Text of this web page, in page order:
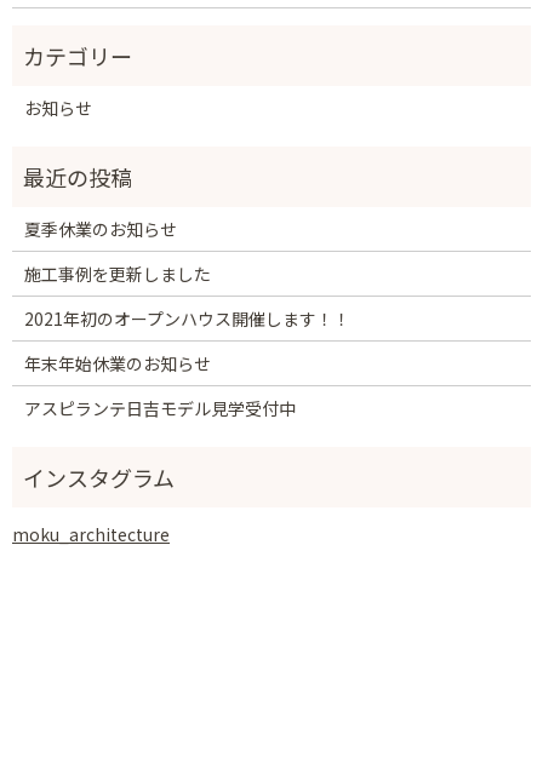
お知らせ
夏季休業のお知らせ
施工事例を更新しました
2021年初のオープンハウス開催します！！
年末年始休業のお知らせ
アスピランテ日吉モデル見学受付中
moku_architecture